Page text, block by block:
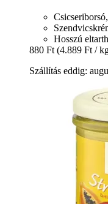
Hosszú
880 Ft (4.889 Ft /
Szállítás eddig: